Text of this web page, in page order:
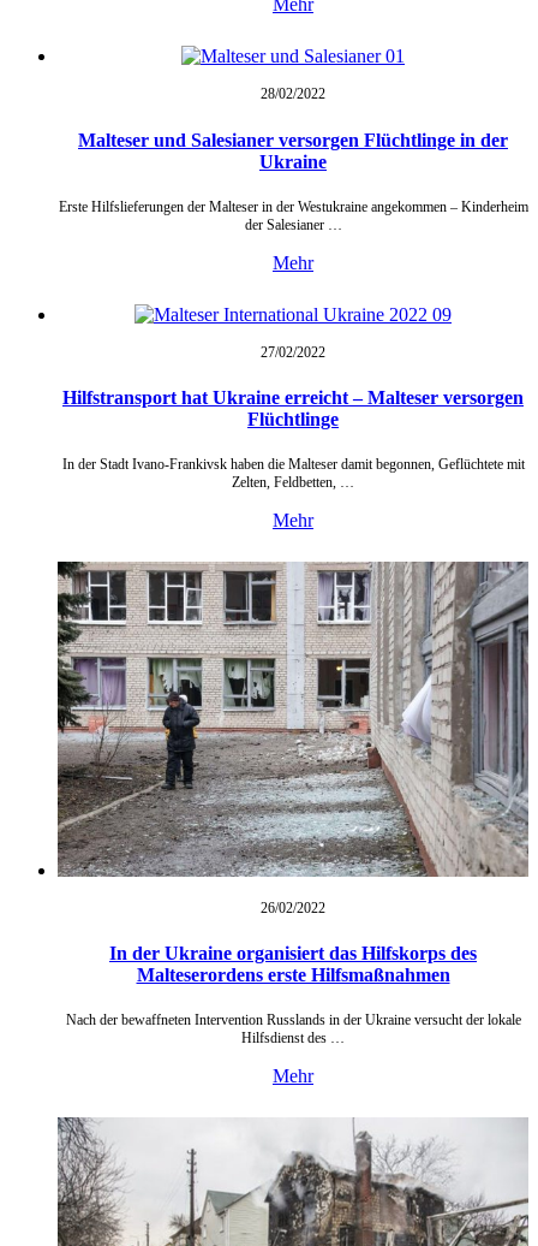
Mehr
28/02/2022
Malteser und Salesianer versorgen Flüchtlinge in der
Ukraine
Erste Hilfslieferungen der Malteser in der Westukraine angekommen – Kinderheim
der Salesianer …
Mehr
27/02/2022
Hilfstransport hat Ukraine erreicht – Malteser versorgen
Flüchtlinge
In der Stadt Ivano-Frankivsk haben die Malteser damit begonnen, Geflüchtete mit
Zelten, Feldbetten, …
Mehr
26/02/2022
In der Ukraine organisiert das Hilfskorps des
Malteserordens erste Hilfsmaßnahmen
Nach der bewaffneten Intervention Russlands in der Ukraine versucht der lokale
Hilfsdienst des …
Mehr